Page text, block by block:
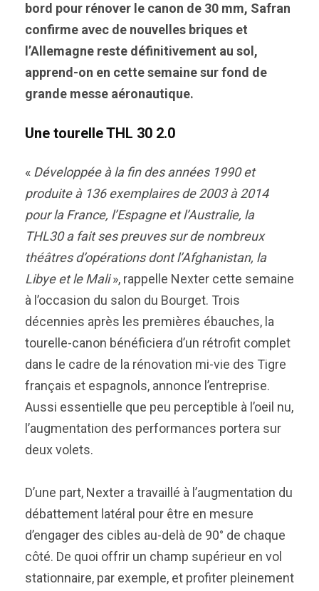
bord pour rénover le canon de 30 mm, Safran
confirme avec de nouvelles briques et
l’Allemagne reste définitivement au sol,
apprend-on en cette semaine sur fond de
grande messe aéronautique.
Une tourelle THL 30 2.0
« Développée à la fin des années 1990 et
produite à 136 exemplaires de 2003 à 2014
pour la France, l’Espagne et l’Australie, la
THL30 a fait ses preuves sur de nombreux
théâtres d’opérations dont l’Afghanistan, la
Libye et le Mali», rappelle Nexter cette semaine
à l’occasion du salon du Bourget. Trois
décennies après les premières ébauches, la
tourelle-canon bénéficiera d’un rétrofit complet
dans le cadre de la rénovation mi-vie des Tigre
français et espagnols, annonce l’entreprise.
Aussi essentielle que peu perceptible à l’oeil nu,
l’augmentation des performances portera sur
deux volets.
D’une part, Nexter a travaillé à l’augmentation du
débattement latéral pour être en mesure
d’engager des cibles au-delà de 90° de chaque
côté. De quoi offrir un champ supérieur en vol
stationnaire, par exemple, et profiter pleinement